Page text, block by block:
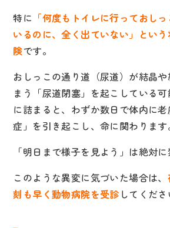
特に 「何度もトイレに行っておし
いるのに、全く出ていない」とい
険です。
おしっこの通り道（尿道）が結晶
まう「尿道閉塞」を起こしている
に詰まると、わずか数日で体内に
症」を引き起こし、命に関わります
「明日まで様子を見よう」は絶対に
このような異変に気づいた場合は、
刻も早く動物病院を受診 してくださ